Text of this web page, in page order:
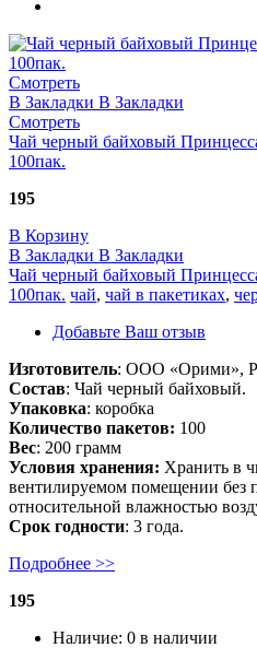
Смотреть
В Закладки В Закладки
Смотреть
Чай черный байховый
100пак.
195
В Корзину
В Закладки В Закладки
Чай черный байховый
100пак. чай, чай в пакетиках,
Добавьте Ваш отзыв
Изготовитель: ООО «Орими»,
Состав: Чай черный байховый.
Упаковка: коробка
Количество пакетов: 100
Вес: 200 грамм
Условия хранения: Хранить в
вентилируемом помещении без
относительной влажностью
Срок годности: 3 года.
Подробнее >>
195
Наличие: 0 в наличии